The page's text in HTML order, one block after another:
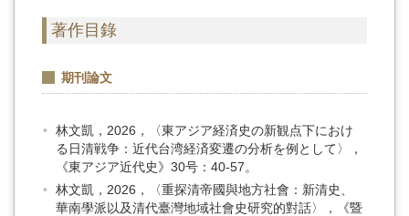
著作目錄
期刊論文
林文凱，2026，〈東アジア経済史の新観点下におけ
る日清戦争：近代台湾経済変遷の分析を例として〉，
《東アジア近代史》30号：40-57。
林文凱，2026，〈重探清帝國與地方社會：新清史、
華南學派以及清代臺灣地域社會史研究的對話〉，《暨